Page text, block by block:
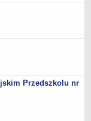
Przedszkolu nr